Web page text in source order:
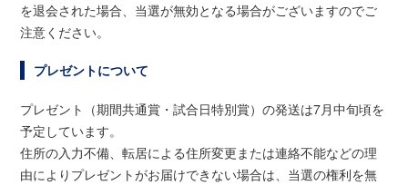
を退会された場合、当選が無効となる場合がございますのでご
注意ください。
プレゼントについて
プレゼント（期間共通賞・試合日特別賞）の発送は7月中旬頃を
予定しています。
住所の入力不備、転居による住所変更または連絡不能などの理
由によりプレゼントがお届けできない場合は、当選の権利を無